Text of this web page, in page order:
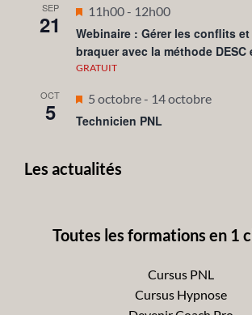
SEP
21
Mis
en
avant
11h00- 12h00
Webinaire : Gérer les conflits
braquer avec la méthode DESC
GRATUIT
OCT
5
Mis
en
5 octobre- 14 octobre
Technicien PNL
Les actualités
Toutes les formations en 1
Cursus PNL
Cursus Hypnose